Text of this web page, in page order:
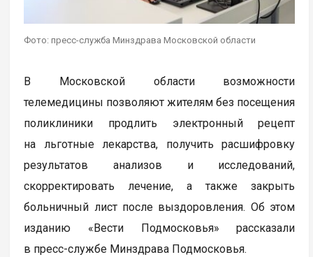
Фото: пресс-служба Минздрава Московской области
В Московской области возможности
телемедицины позволяют жителям без посещения
поликлиники продлить электронный рецепт
на льготные лекарства, получить расшифровку
результатов анализов и исследований,
скорректировать лечение, а также закрыть
больничный лист после выздоровления. Об этом
изданию «Вести Подмосковья» рассказали
в пресс-службе Минздрава Подмосковья.